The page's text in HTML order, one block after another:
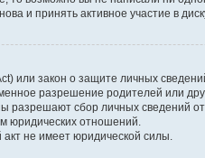
и принять активное участие в
или закон о защите личных
разрешение родителей или
разрешают сбор личных сведений
юридических отношений.
не имеет юридической силы.